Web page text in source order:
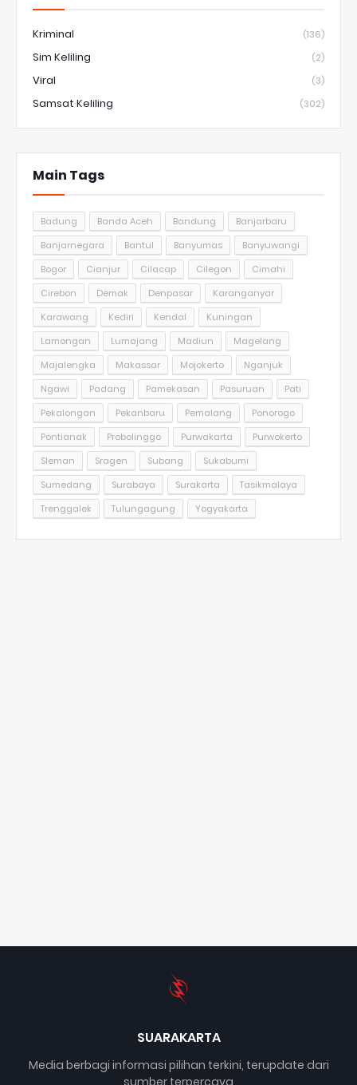
Kriminal (136)
Sim Keliling (2)
Viral (3)
Samsat Keliling (302)
Main Tags
Badung Banda Aceh Bandung
Banjarbaru
Banjarnegara
Bantul Banyumas
Banyuwangi
Bogor
Cianjur Cilacap Cilegon
Cimahi
Cirebon
Demak Denpasar
Karanganyar
Karawang
Kediri Kendal
Kuningan
Lamongan
Lumajang Madiun
Magelang
Majalengka
Makassar Mojokerto
Nganjuk
Ngawi
Padang Pamekasan Pasuruan
Pati
Pekalongan
Pekanbaru Pemalang
Ponorogo
Pontianak
Probolinggo Purwakarta
Purwokerto
Sleman
Sragen Subang
Sukabumi
Sumedang
Surabaya Surakarta
Tasikmalaya
Trenggalek
Tulungagung Yogyakarta
SUARAKARTA
Media berbagi informasi pilihan terkini, terupdate dari
sumber terpercaya